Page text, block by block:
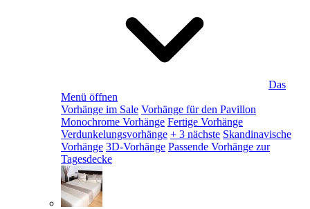
Das
Menü öffnen
Vorhänge im Sale Vorhänge für den Pavillon
Monochrome Vorhänge Fertige Vorhänge
Verdunkelungsvorhänge + 3 nächste Skandinavische
Vorhänge 3D-Vorhänge Passende Vorhänge zur
Tagesdecke